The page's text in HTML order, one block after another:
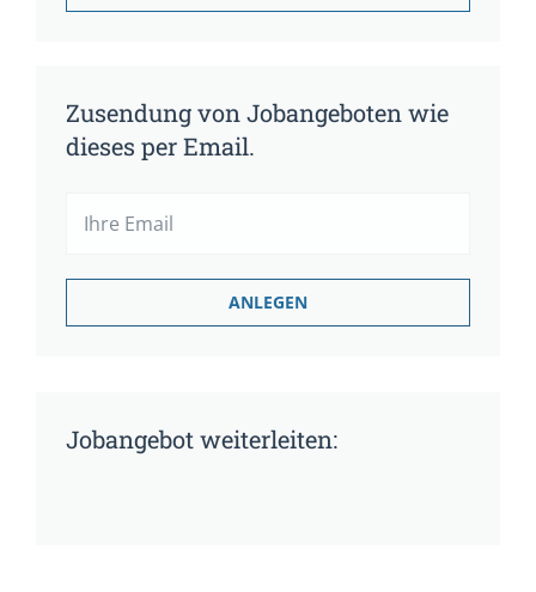
Zusendung von Jobangeboten wie
dieses per Email.
Jobangebot weiterleiten: